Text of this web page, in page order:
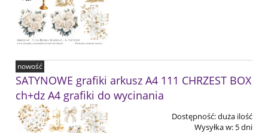
SATYNOWE grafiki arkusz A4 111 CHRZEST BOX
ch+dz A4 grafiki do wycinania
Dostępność:duża ilość
Wysyłka w: 5 dni
nowość